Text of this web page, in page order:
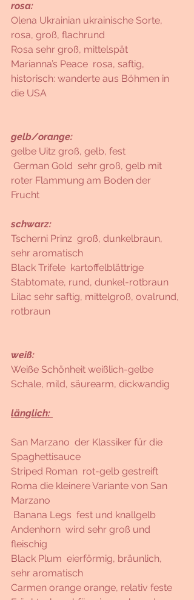
rosa:
Olena Ukrainian ukrainische Sorte,
rosa, groß, flachrund
Rosa sehr groß, mittelspät
Marianna’s Peace  rosa, saftig,
historisch: wanderte aus Böhmen in
die USA
gelb/orange:
gelbe Uitz groß, gelb, fest
roter Flammung am Boden der
Frucht
schwarz:
Tscherni Prinz  groß, dunkelbraun,
sehr aromatisch
Black Trifele  kartoffelblättrige
Stabtomate, rund, dunkel-rotbraun
Lilac sehr saftig, mittelgroß, ovalrund,
rotbraun
weiß:
Weiße Schönheit weißlich-gelbe
Schale, mild, säurearm, dickwandig
länglich:
San Marzano  der Klassiker für die
Spaghettisauce
Striped Roman  rot-gelb gestreift
Roma die kleinere Variante von San
Marzano
Banana Legs  fest und knallgelb
Andenhorn  wird sehr groß und
fleischig
Black Plum  eierförmig, bräunlich,
sehr aromatisch
Carmen orange orange, relativ feste